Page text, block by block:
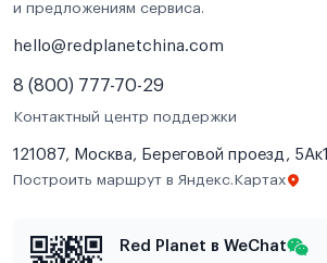
и предложениям сервиса.
hello@redplanetchina.com
8 (800) 777-70-29
Контактный центр поддержки
121087, Москва, Береговой проезд, 5Ак1
Построить маршрут в Яндекс.Картах
Red Planet в WeChat